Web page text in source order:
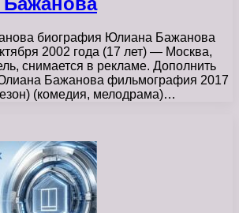
биография Юлиана Бажанова
2002 года (17 лет) — Москва,
снимается в рекламе. Дополнить
Бажанова фильмография 2017
(комедия, мелодрама)…